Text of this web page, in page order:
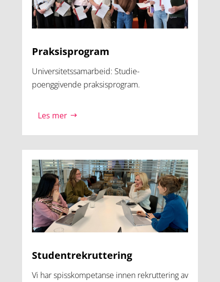
Praksisprogram
Universitetssamarbeid: Studie-
poenggivende praksisprogram.
Les mer
Studentrekruttering
Vi har spisskompetanse innen rekruttering av